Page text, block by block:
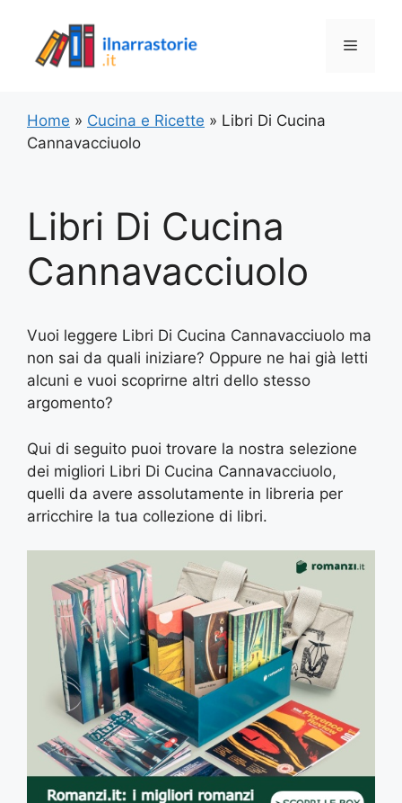
contenuto
Menu
Home » Cucina e Ricette » Libri Di Cucina
Cannavacciuolo
Libri Di Cucina
Cannavacciuolo
Vuoi leggere Libri Di Cucina Cannavacciuolo ma
non sai da quali iniziare? Oppure ne hai già letti
alcuni e vuoi scoprirne altri dello stesso
argomento?
Qui di seguito puoi trovare la nostra selezione
dei migliori Libri Di Cucina Cannavacciuolo,
quelli da avere assolutamente in libreria per
arricchire la tua collezione di libri.